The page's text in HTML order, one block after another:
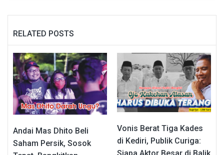
RELATED POSTS
Andai Mas Dhito Beli
Saham Persik, Sosok
Vonis Berat Tiga Kades
di Kediri, Publik Curiga: